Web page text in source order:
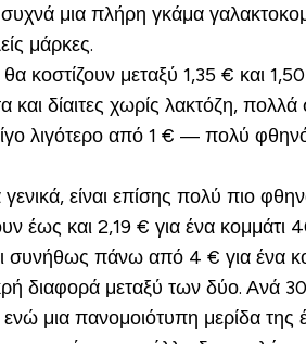
μια πλήρη γκάμα
μάρκες.
κοστίζουν μεταξύ 1,35 € και
και δίαιτες χωρίς λακτόζη,
λιγότερο από 1 € — πολύ
γενικά, είναι επίσης πολύ πιο
έως και 2,19 € για ένα κομμάτι
συνήθως πάνω από 4 € για ένα
διαφορά μεταξύ των δύο. Ανά
μια πανομοιότυπη μερίδα